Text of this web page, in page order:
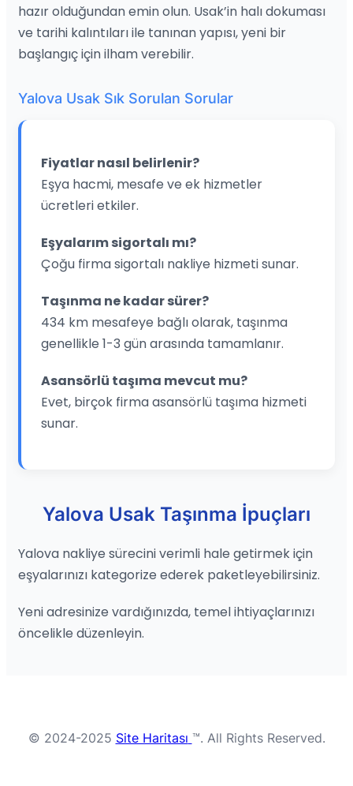
hazır olduğundan emin olun. Usak’in halı dokuması
ve tarihi kalıntıları ile tanınan yapısı, yeni bir
başlangıç için ilham verebilir.
Yalova Usak Sık Sorulan Sorular
Fiyatlar nasıl belirlenir?
Eşya hacmi, mesafe ve ek hizmetler
ücretleri etkiler.
Eşyalarım sigortalı mı?
Çoğu firma sigortalı nakliye hizmeti sunar.
Taşınma ne kadar sürer?
434 km mesafeye bağlı olarak, taşınma
genellikle 1-3 gün arasında tamamlanır.
Asansörlü taşıma mevcut mu?
Evet, birçok firma asansörlü taşıma hizmeti
sunar.
Yalova Usak Taşınma İpuçları
Yalova nakliye sürecini verimli hale getirmek için
eşyalarınızı kategorize ederek paketleyebilirsiniz.
Yeni adresinize vardığınızda, temel ihtiyaçlarınızı
öncelikle düzenleyin.
© 2024-2025 Site Haritası ™. All Rights Reserved.